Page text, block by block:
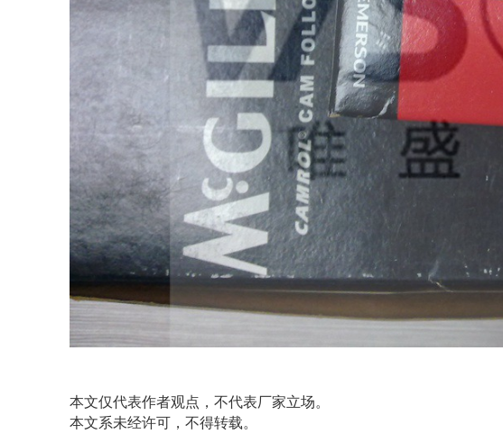
本文仅代表作者观点，不代表厂家立场。
本文系未经许可，不得转载。